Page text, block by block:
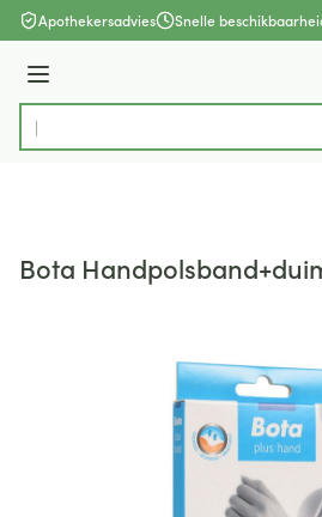
Ga naar de inhoud
Apothekersadvies Snelle
Menu
Product, merk, categorie...
Bota